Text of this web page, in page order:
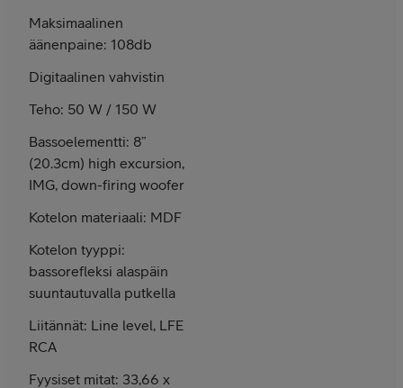
Maksimaalinen
äänenpaine: 108db
Digitaalinen vahvistin
Teho: 50 W / 150 W
Bassoelementti: 8”
(20.3cm) high excursion,
IMG, down-firing woofer
Kotelon materiaali: MDF
Kotelon tyyppi:
bassorefleksi alaspäin
suuntautuvalla putkella
Liitännät: Line level, LFE
RCA
Fyysiset mitat: 33,66 x